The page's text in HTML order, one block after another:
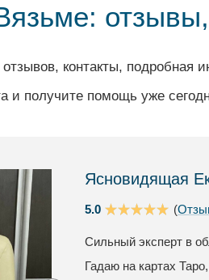
контакты, подробная
и получите помощь уже
Ясновидящая
5.0 (
Сильный эксперт в
Гадаю на картах